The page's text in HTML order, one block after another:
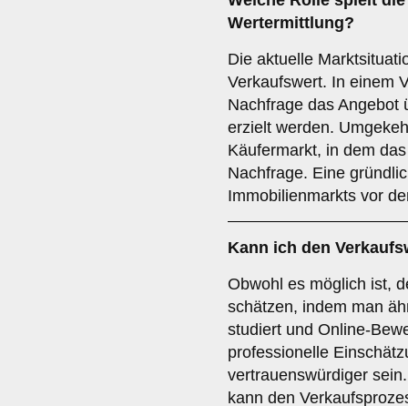
Wertermittlung?
Die aktuelle
Verkaufswert. In einem
Nachfrage das Angebot
erzielt werden.
Käufermarkt, in dem
Nachfrage. Eine
Immobilienmarkts vor
Kann ich den
Obwohl es möglich ist,
schätzen, indem man
studiert und Online-
professionelle
vertrauenswürdiger
kann den